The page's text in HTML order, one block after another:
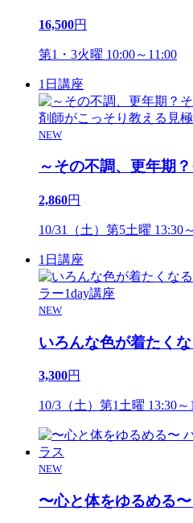
16,500円
第1・3火曜 10:00～11:00
1日講座
NEW
～その不調、更年期
2,860円
10/31（土）第5土曜 13:30
1日講座
NEW
いろんな色が着たく
3,300円
10/3（土）第1土曜 13:30～
NEW
〜心と体をゆるめる